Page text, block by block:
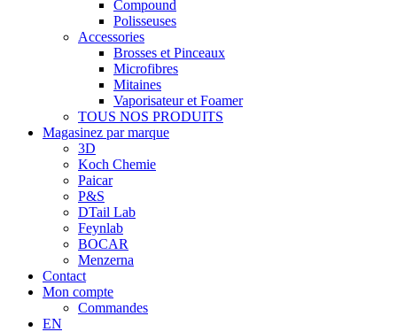
Compound
Polisseuses
Accessories
Brosses et Pinceaux
Microfibres
Mitaines
Vaporisateur et Foamer
TOUS NOS PRODUITS
Magasinez par marque
3D
Koch Chemie
Paicar
P&S
DTail Lab
Feynlab
BOCAR
Menzerna
Contact
Mon compte
Commandes
EN